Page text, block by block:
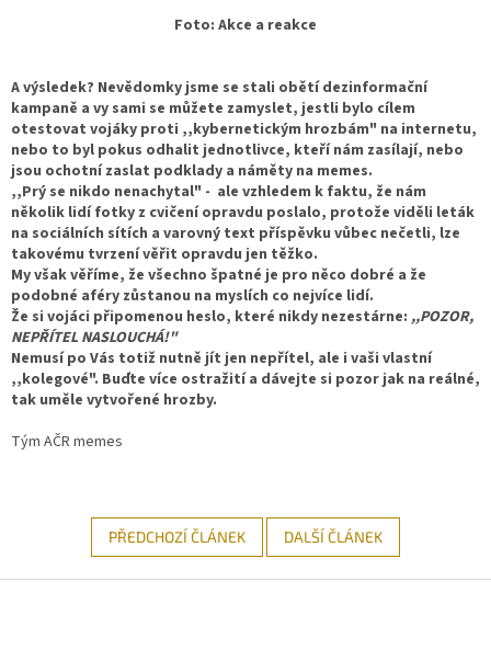
Foto: Akce a reakce
A výsledek? Nevědomky jsme se stali obětí dezinformační
kampaně a vy sami se můžete zamyslet, jestli bylo cílem
otestovat vojáky proti ,,kybernetickým hrozbám" na internetu,
nebo to byl pokus odhalit jednotlivce, kteří nám zasílají, nebo
jsou ochotní zaslat podklady a náměty na memes.
,,Prý se nikdo nenachytal" - ale vzhledem k faktu, že nám
několik lidí fotky z cvičení opravdu poslalo, protože viděli leták
na sociálních sítích a varovný text příspěvku vůbec nečetli, lze
takovému tvrzení věřit opravdu jen těžko.
My však věříme, že všechno špatné je pro něco dobré a že
podobné aféry zůstanou na myslích co nejvíce lidí.
Že si vojáci připomenou heslo, které nikdy nezestárne: ,,POZOR,
NEPŘÍTEL NASLOUCHÁ!"
Nemusí po Vás totiž nutně jít jen nepřítel, ale i vaši vlastní
,,kolegové". Buďte více ostražití a dávejte si pozor jak na reálné,
tak uměle vytvořené hrozby.
Tým AČR memes
PŘEDCHOZÍ ČLÁNEK DALŠÍ ČLÁNEK